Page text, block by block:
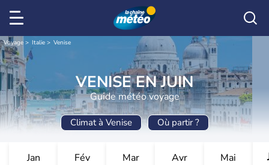
Voyage Italie Venise
VENISE EN JUIN
Guide météo voyage
Climat à Venise Où partir ?
Jan Fév Mar Avr Mai